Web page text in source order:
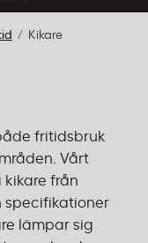
Kikare
fritidsbruk
Vårt
från
specifikationer
lämpar sig